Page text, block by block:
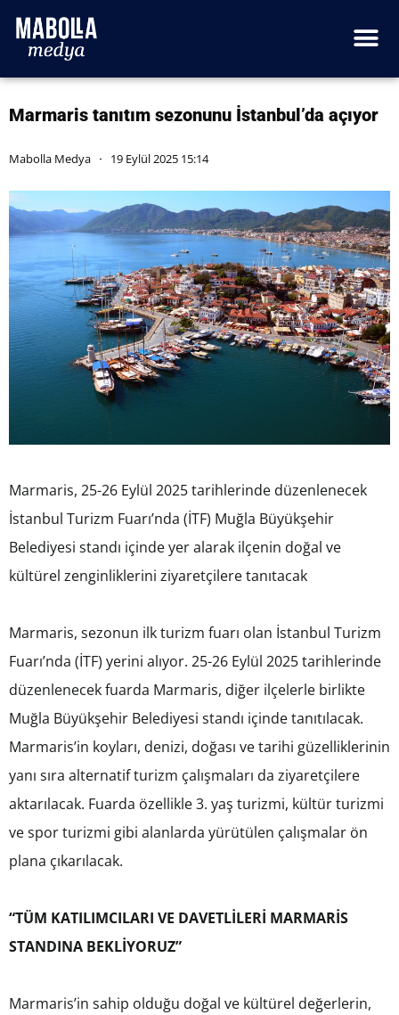
Marmaris tanıtım sezonunu İstanbul’da açıyor
Mabolla Medya 19 Eylül 2025 15:14
Marmaris, 25-26 Eylül 2025 tarihlerinde düzenlenecek
İstanbul Turizm Fuarı’nda (İTF) Muğla Büyükşehir
Belediyesi standı içinde yer alarak ilçenin doğal ve
kültürel zenginliklerini ziyaretçilere tanıtacak
Marmaris, sezonun ilk turizm fuarı olan İstanbul Turizm
Fuarı’nda (İTF) yerini alıyor. 25-26 Eylül 2025 tarihlerinde
düzenlenecek fuarda Marmaris, diğer ilçelerle birlikte
Muğla Büyükşehir Belediyesi standı içinde tanıtılacak.
Marmaris’in koyları, denizi, doğası ve tarihi güzelliklerinin
yanı sıra alternatif turizm çalışmaları da ziyaretçilere
aktarılacak. Fuarda özellikle 3. yaş turizmi, kültür turizmi
ve spor turizmi gibi alanlarda yürütülen çalışmalar ön
plana çıkarılacak.
“TÜM KATILIMCILARI VE DAVETLİLERİ MARMARİS
STANDINA BEKLİYORUZ”
Marmaris’in sahip olduğu doğal ve kültürel değerlerin,